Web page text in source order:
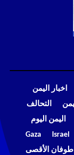
اخبار اليمن
التحالف
اليمن اليوم
Israel
Gaza
طوفان الأقصى